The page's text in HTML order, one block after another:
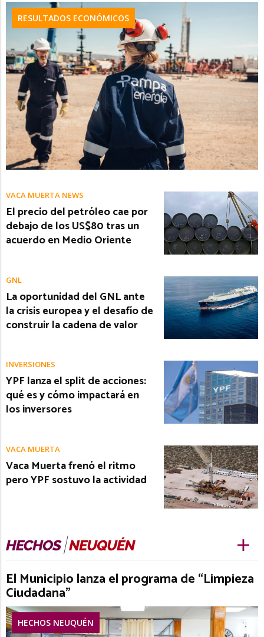
RESULTADOS ECONÓMICOS
VACA MUERTA NEWS
El precio del petróleo cae por
debajo de los US$80 tras un
acuerdo en Medio Oriente
GNL
La oportunidad del GNL ante
la crisis europea y el desafío de
construir la cadena de valor
INVERSIONES
YPF lanza el split de acciones:
qué es y cómo impactará en
los inversores
VACA MUERTA
Vaca Muerta frenó el ritmo
pero YPF sostuvo la actividad
El Municipio lanza el programa de “Limpieza
Ciudadana”
HECHOS NEUQUÉN